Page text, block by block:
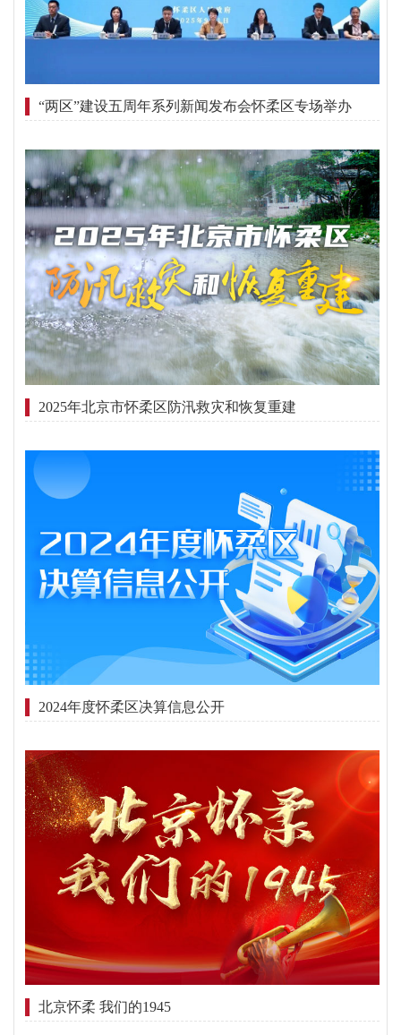
“两区”建设五周年系列新闻发布会怀柔区专场举办
2025年北京市怀柔区防汛救灾和恢复重建
2024年度怀柔区决算信息公开
北京怀柔 我们的1945